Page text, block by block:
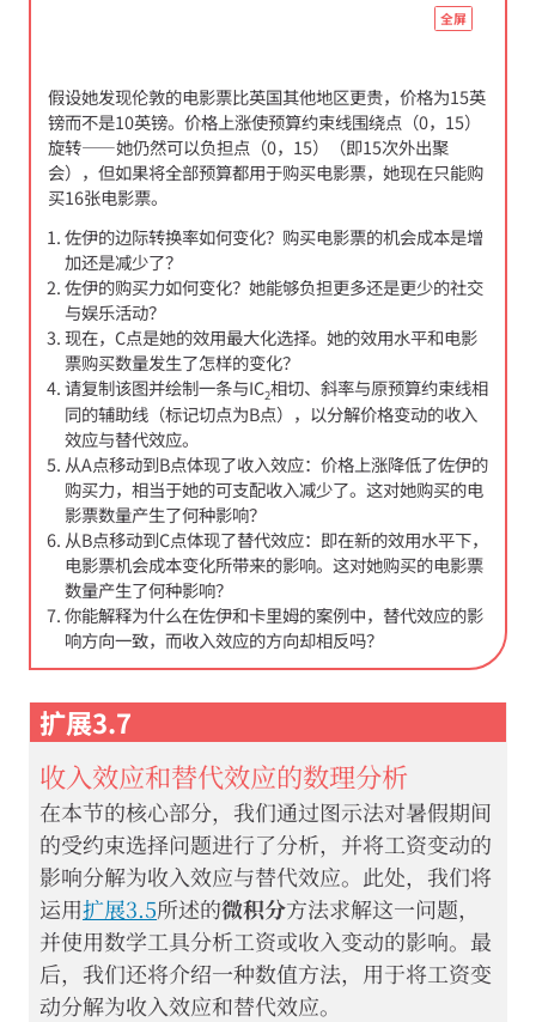
全屏
假设她发现伦敦的电影票比英国其他地区更贵，价格为15英
镑而不是10英镑。价格上涨使预算约束线围绕点（0，15）
旋转——她仍然可以负担点（0，15）（即15次外出聚
会），但如果将全部预算都用于购买电影票，她现在只能购
买16张电影票。
佐伊的边际转换率如何变化？购买电影票的机会成本是增
加还是减少了？
佐伊的购买力如何变化？她能够负担更多还是更少的社交
与娱乐活动？
现在，C点是她的效用最大化选择。她的效用水平和电影
票购买数量发生了怎样的变化？
请复制该图并绘制一条与IC2相切、斜率与原预算约束线相
同的辅助线（标记切点为B点），以分解价格变动的收入
效应与替代效应。
从A点移动到B点体现了收入效应：价格上涨降低了佐伊的
购买力，相当于她的可支配收入减少了。这对她购买的电
影票数量产生了何种影响？
从B点移动到C点体现了替代效应：即在新的效用水平下，
电影票机会成本变化所带来的影响。这对她购买的电影票
数量产生了何种影响？
你能解释为什么在佐伊和卡里姆的案例中，替代效应的影
响方向一致，而收入效应的方向却相反吗？
扩展3.7
收入效应和替代效应的数理分析
在本节的核心部分，我们通过图示法对暑假期间
的受约束选择问题进行了分析，并将工资变动的
影响分解为收入效应与替代效应。此处，我们将
运用扩展3.5所述的微积分方法求解这一问题，
并使用数学工具分析工资或收入变动的影响。最
后，我们还将介绍一种数值方法，用于将工资变
动分解为收入效应和替代效应。